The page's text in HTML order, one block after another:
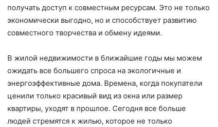
получать доступ к совместным ресурсам. Это не только
экономически выгодно, но и способствует развитию
совместного творчества и обмену идеями.
В жилой недвижимости в ближайшие годы мы можем
ожидать все большего спроса на экологичные и
энергоэффективные дома. Времена, когда покупатели
ценили только красивый вид из окна или размер
квартиры, уходят в прошлое. Сегодня все больше
людей стремятся к жилью, которое не только